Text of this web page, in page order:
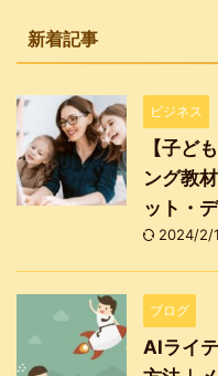
新着記事
ビジネス
【子ど
ング教
ット・
2024/2/1
ブログ
AIライ